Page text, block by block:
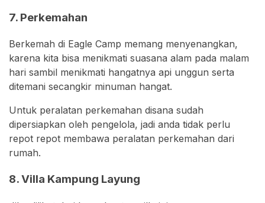
7. Perkemahan
Berkemah di Eagle Camp memang menyenangkan,
karena kita bisa menikmati suasana alam pada malam
hari sambil menikmati hangatnya api unggun serta
ditemani secangkir minuman hangat.
Untuk peralatan perkemahan disana sudah
dipersiapkan oleh pengelola, jadi anda tidak perlu
repot repot membawa peralatan perkemahan dari
rumah.
8. Villa Kampung Layung